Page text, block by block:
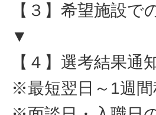
【３】希望施設で
▼
【４】選考結果通
※最短翌日～1週